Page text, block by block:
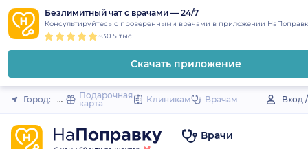
to
content
Безлимитный чат с врачами — 24/7
Консультируйтесь с проверенными врачами в приложении
~30.5 тыс.
Скачать приложение
Закрыть
Город: Малая Пурга
Подарочная
карта
Клиникам Врачам Вход
Врачи